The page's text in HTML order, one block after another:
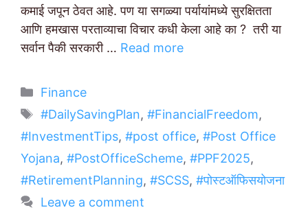
कमाई जपून ठेवत आहे. पण या सगळ्या पर्यायांमध्ये सुरक्षितता
आणि हमखास परताव्याचा विचार कधी केला आहे का ? तरी या
सर्वान पैकी सरकारी … Read more
Categories
Finance
Tags
#DailySavingPlan, #FinancialFreedom,
#InvestmentTips, #post office, #Post Office
Yojana, #PostOfficeScheme, #PPF2025,
#RetirementPlanning, #SCSS, #पोस्टऑफिसयोजना
Leave a comment